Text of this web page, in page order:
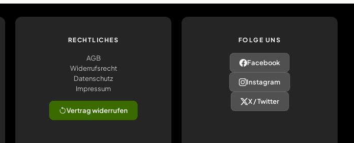
RECHTLICHES
AGB
Widerrufsrecht
Datenschutz
Impressum
Vertrag widerrufen
FOLGE UNS
Facebook
Instagram
X / Twitter